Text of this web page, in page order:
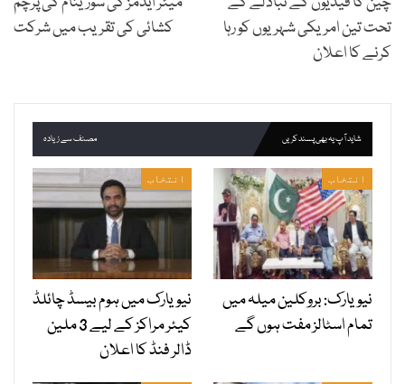
تحت تین امریکی شہریوں کو رہا
کرنے کا اعلان
کشائی کی تقریب میں شرکت
شاید آپ یہ بھی پسند کریں مصنف سے زیادہ
انتخاب
نیویارک: بروکلین میلہ میں
تمام اسٹالز مفت ہوں گے
انتخاب
نیویارک میں ہوم بیسڈ چائلڈ
کیئر مراکز کے لیے 3 ملین
ڈالر فنڈ کا اعلان